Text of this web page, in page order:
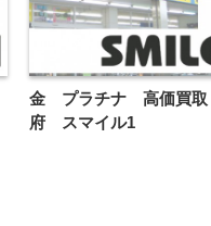
金 プラチナ 高価買
府 スマイル1